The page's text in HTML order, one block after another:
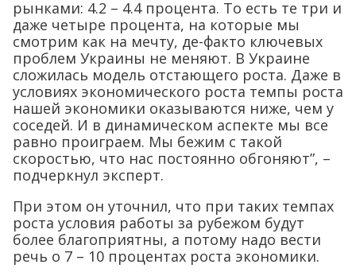
рынками: 4.2 – 4.4 процента. То есть те три и
даже четыре процента, на которые мы
смотрим как на мечту, де-факто ключевых
проблем Украины не меняют. В Украине
сложилась модель отстающего роста. Даже в
условиях экономического роста темпы роста
нашей экономики оказываются ниже, чем у
соседей. И в динамическом аспекте мы все
равно проиграем. Мы бежим с такой
скоростью, что нас постоянно обгоняют”, –
подчеркнул эксперт.
При этом он уточнил, что при таких темпах
роста условия работы за рубежом будут
более благоприятны, а потому надо вести
речь о 7 – 10 процентах роста экономики.